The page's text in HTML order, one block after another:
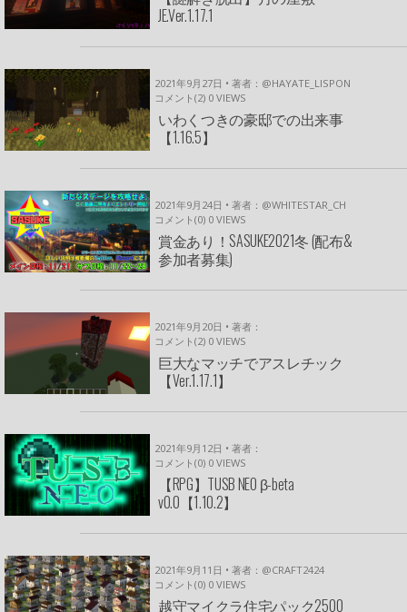
JE.Ver.1.17.1
2021年9月27日 • 著者：@HAYATE_LISPON
コメント(2) 0 VIEWS
いわくつきの豪邸での出来事
【1.16.5】
2021年9月24日 • 著者：@WHITESTAR_CH
コメント(0) 0 VIEWS
賞金あり！SASUKE2021冬 (配布&
参加者募集)
2021年9月20日 • 著者：
コメント(2) 0 VIEWS
巨大なマッチでアスレチック
【Ver.1.17.1】
2021年9月12日 • 著者：
コメント(0) 0 VIEWS
【RPG】TUSB NEO β-beta
v0.0【1.10.2】
2021年9月11日 • 著者：@CRAFT2424
コメント(0) 0 VIEWS
越守マイクラ住宅パック2500